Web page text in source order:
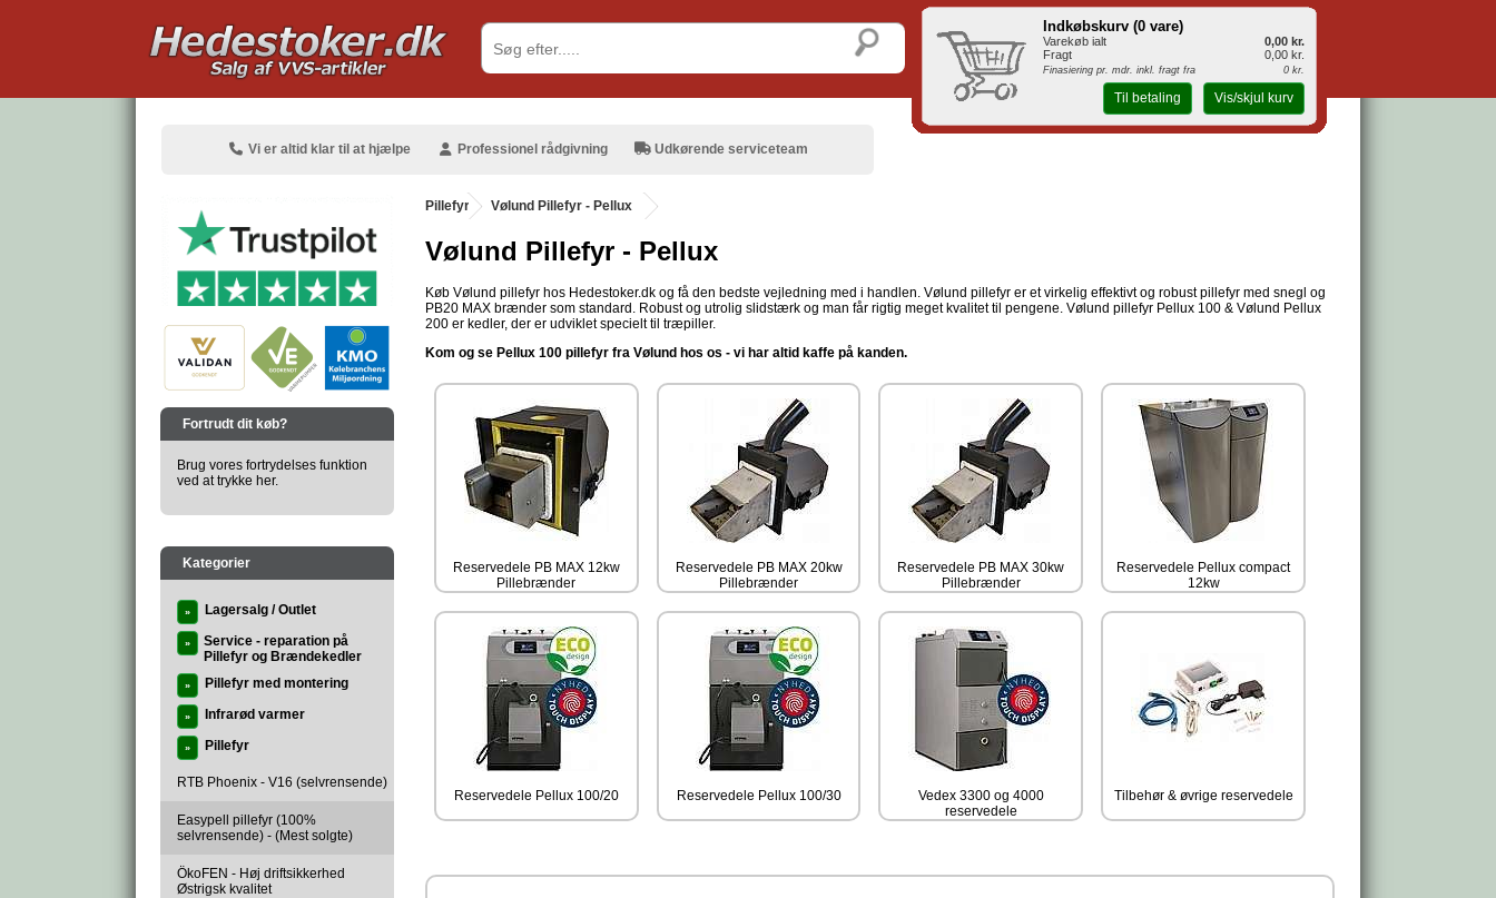
Vi er altid klar til at hjælpe Professionel rådgivning Udkørende serviceteam
Fortrudt dit køb?
Brug vores fortrydelses funktion
ved at trykke her.
Kategorier
» Lagersalg / Outlet
»
Service - reparation på
Pillefyr og Brændekedler
» Pillefyr med montering
» Infrarød varmer
» Pillefyr
RTB Phoenix - V16 (selvrensende)
Easypell pillefyr (100%
selvrensende) - (Mest solgte)
ÖkoFEN - Høj driftsikkerhed
Østrigsk kvalitet
Pillefyr . Vølund Pillefyr - Pellux
Vølund Pillefyr - Pellux
Køb Vølund pillefyr hos Hedestoker.dk og få den bedste vejledning med i handlen. Vølund pillefyr er et virkelig effektivt og robust pillefyr med snegl og
PB20 MAX brænder som standard. Robust og utrolig slidstærk og man får rigtig meget kvalitet til pengene. Vølund pillefyr Pellux 100 & Vølund Pellux
200 er kedler, der er udviklet specielt til træpiller.
Kom og se Pellux 100 pillefyr fra Vølund hos os - vi har altid kaffe på kanden.
Reservedele PB MAX 12kw
Pillebrænder
Reservedele PB MAX 20kw
Pillebrænder
Reservedele PB MAX 30kw
Pillebrænder
Reservedele Pellux compact
12kw
Reservedele Pellux 100/20 Reservedele Pellux 100/30
Vedex 3300 og 4000
reservedele
Tilbehør & øvrige reservedele
Indkøbskurv (0 vare)
Varekøb ialt
0,00 kr.
Fragt
0,00 kr.
Finasiering pr. mdr. inkl. fragt fra 0 kr.
Til betaling Vis/skjul kurv